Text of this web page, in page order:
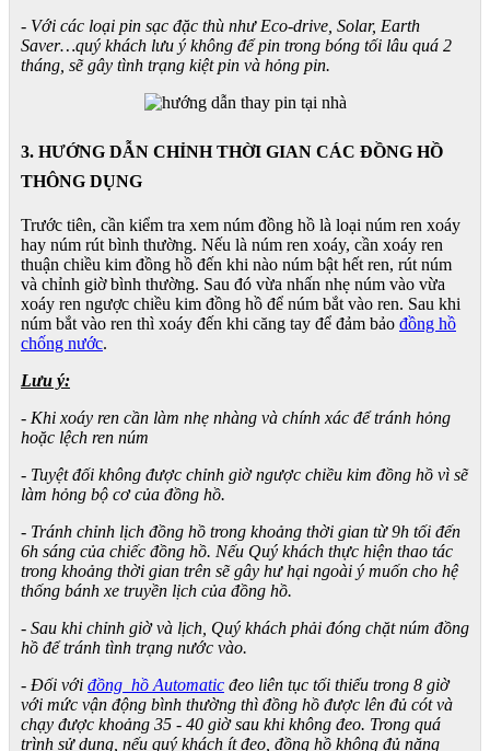
- Với các loại pin sạc đặc thù như Eco-drive, Solar, Earth
Saver…quý khách lưu ý không để pin trong bóng tối lâu quá 2
tháng, sẽ gây tình trạng kiệt pin và hỏng pin.
3. HƯỚNG DẪN CHỈNH THỜI GIAN CÁC ĐỒNG HỒ
THÔNG DỤNG
Trước tiên, cần kiểm tra xem núm đồng hồ là loại núm ren xoáy
hay núm rút bình thường. Nếu là núm ren xoáy, cần xoáy ren
thuận chiều kim đồng hồ đến khi nào núm bật hết ren, rút núm
và chỉnh giờ bình thường. Sau đó vừa nhấn nhẹ núm vào vừa
xoáy ren ngược chiều kim đồng hồ để núm bắt vào ren. Sau khi
núm bắt vào ren thì xoáy đến khi căng tay để đảm bảo đồng hồ
chống nước.
Lưu ý:
- Khi xoáy ren cần làm nhẹ nhàng và chính xác để tránh hỏng
hoặc lệch ren núm
- Tuyệt đối không được chỉnh giờ ngược chiều kim đồng hồ vì sẽ
làm hỏng bộ cơ của đồng hồ.
- Tránh chỉnh lịch đồng hồ trong khoảng thời gian từ 9h tối đến
6h sáng của chiếc đồng hồ. Nếu Quý khách thực hiện thao tác
trong khoảng thời gian trên sẽ gây hư hại ngoài ý muốn cho hệ
thống bánh xe truyền lịch của đồng hồ.
- Sau khi chỉnh giờ và lịch, Quý khách phải đóng chặt núm đồng
hồ để tránh tình trạng nước vào.
- Đối với đồng hồ Automatic đeo liên tục tối thiểu trong 8 giờ
với mức vận động bình thường thì đồng hồ được lên đủ cót và
chạy được khoảng 35 - 40 giờ sau khi không đeo. Trong quá
trình sử dụng, nếu quý khách ít đeo, đồng hồ không đủ năng